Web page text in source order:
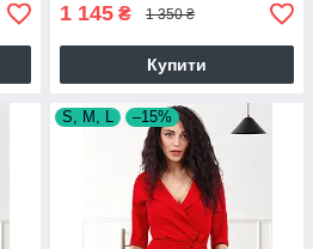
1 145 ₴ 1 350 ₴
Купити
S, M, L –15%